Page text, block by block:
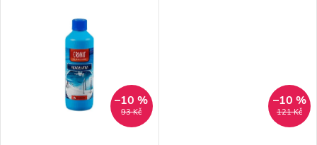
93 Kč
–10 %
121 Kč
–10 %